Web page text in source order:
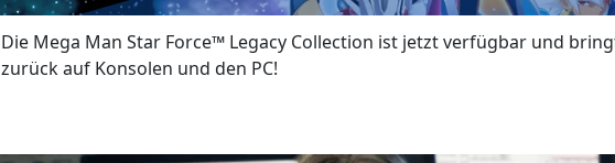
Die Mega Man Star Force™ Legacy Collection ist jetzt verfügbar und
zurück auf Konsolen und den PC!